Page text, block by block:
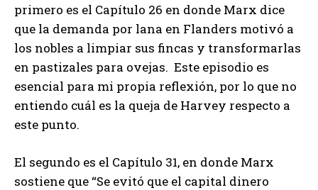
primero es el Capítulo 26 en donde Marx dice
que la demanda por lana en Flanders motivó a
los nobles a limpiar sus fincas y transformarlas
en pastizales para ovejas. Este episodio es
esencial para mi propia reflexión, por lo que no
entiendo cuál es la queja de Harvey respecto a
este punto.
El segundo es el Capítulo 31, en donde Marx
sostiene que “Se evitó que el capital dinero